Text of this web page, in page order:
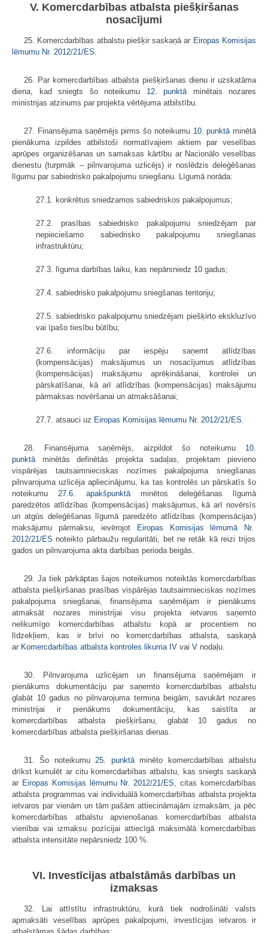
V. Komercdarbības atbalsta piešķiršanas
nosacījumi
25. Komercdarbības atbalstu piešķir saskaņā ar Eiropas Komisijas
lēmumu Nr. 2012/21/ES
26. Par komercdarbības atbalsta piešķiršanas dienu ir uzskatāma
diena, kad sniegts šo noteikumu 12. punktā minētais nozares
ministrijas atzinums par projekta vērtējuma atbilstību.
27. Finansējuma saņēmējs pirms šo noteikumu 10. punktā minētā
pienākuma izpildes atbilstoši normatīvajiem aktiem par veselības
aprūpes organizēšanas un samaksas kārtību ar Nacionālo veselības
dienestu (turpmāk – pilnvarojuma uzlicējs) ir noslēdzis deleģēšanas
līgumu par sabiedrisko pakalpojumu sniegšanu. Līgumā norāda:
27.1. konkrētus sniedzamos sabiedriskos pakalpojumus;
27.2. prasības sabiedrisko pakalpojumu sniedzējam par
nepieciešamo sabiedrisko pakalpojumu sniegšanas
infrastruktūru;
27.3. līguma darbības laiku, kas nepārsniedz 10 gadus;
27.4. sabiedrisko pakalpojumu sniegšanas teritoriju;
27.5. sabiedrisko pakalpojumu sniedzējam piešķirto ekskluzīvo
vai īpašo tiesību būtību;
27.6. informāciju par iespēju saņemt atlīdzības
(kompensācijas) maksājumus un nosacījumus atlīdzības
(kompensācijas) maksājumu aprēķināšanai, kontrolei un
pārskatīšanai, kā arī atlīdzības (kompensācijas) maksājumu
pārmaksas novēršanai un atmaksāšanai;
27.7. atsauci uz Eiropas Komisijas lēmumu Nr. 2012/21/ES
28. Finansējuma saņēmējs, aizpildot šo noteikumu 10.
punktā minētās definētās projekta sadaļas, projektam pievieno
vispārējas tautsaimnieciskas nozīmes pakalpojuma sniegšanas
pilnvarojuma uzlicēja apliecinājumu, ka tas kontrolēs un pārskatīs šo
noteikumu 27.6. apakšpunktāminētos deleģēšanas līgumā
paredzētos atlīdzības (kompensācijas) maksājumus, kā arī novērsīs
un atgūs deleģēšanas līgumā paredzēto atlīdzības (kompensācijas)
maksājumu pārmaksu, ievērojot Eiropas Komisijas lēmumā Nr.
2012/21/ES noteikto pārbaužu regularitāti, bet ne retāk kā reizi trijos
gados un pilnvarojuma akta darbības perioda beigās.
29. Ja tiek pārkāptas šajos noteikumos noteiktās komercdarbības
atbalsta piešķiršanas prasības vispārējas tautsaimnieciskas nozīmes
pakalpojuma sniegšanai, finansējuma saņēmējam ir pienākums
atmaksāt nozares ministrijai visu projekta ietvaros saņemto
nelikumīgo komercdarbības atbalstu kopā ar procentiem no
līdzekļiem, kas ir brīvi no komercdarbības atbalsta, saskaņā
ar Komercdarbības atbalsta kontroles likuma IV vai V nodaļu.
30. Pilnvarojuma uzlicējam un finansējuma saņēmējam ir
pienākums dokumentāciju par saņemto komercdarbības atbalstu
glabāt 10 gadus no pilnvarojuma termiņa beigām, savukārt nozares
ministrijai ir pienākums dokumentāciju, kas saistīta ar
komercdarbības atbalsta piešķiršanu, glabāt 10 gadus no
komercdarbības atbalsta piešķiršanas dienas.
31. Šo noteikumu 25. punktāminēto komercdarbības atbalstu
drīkst kumulēt ar citu komercdarbības atbalstu, kas sniegts saskaņā
ar Eiropas Komisijas lēmumu Nr. 2012/21/ES , citas komercdarbības
atbalsta programmas vai individuālā komercdarbības atbalsta projekta
ietvaros par vienām un tām pašām attiecināmajām izmaksām, ja pēc
komercdarbības atbalstu apvienošanas komercdarbības atbalsta
vienībai vai izmaksu pozīcijai attiecīgā maksimālā komercdarbības
atbalsta intensitāte nepārsniedz 100 %.
VI. Investīcijas atbalstāmās darbības un
izmaksas
32. Lai attīstītu infrastruktūru, kurā tiek nodrošināti valsts
apmaksāti veselības aprūpes pakalpojumi, investīcijas ietvaros ir